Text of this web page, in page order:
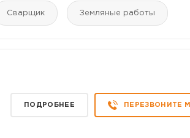
Сварщик Земляные работы
ПОДРОБНЕЕ ПЕРЕЗВОНИТЕ